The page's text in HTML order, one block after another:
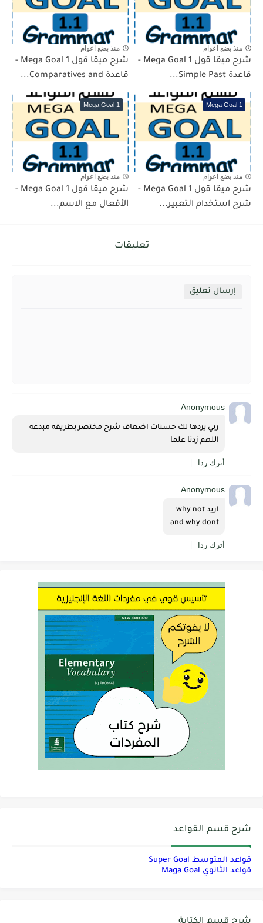
منذ بضع اعوام
شرح ميقا قول 1 Mega Goal -
قاعدة Simple Past...
منذ بضع اعوام
شرح ميقا قول 1 Mega Goal -
قاعدة Comparatives and...
Mega Goal 1
منذ بضع اعوام
شرح ميقا قول 1 Mega Goal -
شرح استخدام التعبير...
Mega Goal 1
منذ بضع اعوام
شرح ميقا قول 1 Mega Goal -
الأفعال مع الاسم...
تعليقات
إرسال تعليق
Anonymous
اللهم زدنا علما
أترك ردا
Anonymous
اريد why not
and why dont
أترك ردا
شرح قسم القواعد
قواعد المتوسط Super Goal
قواعد الثانوي Maga Goal